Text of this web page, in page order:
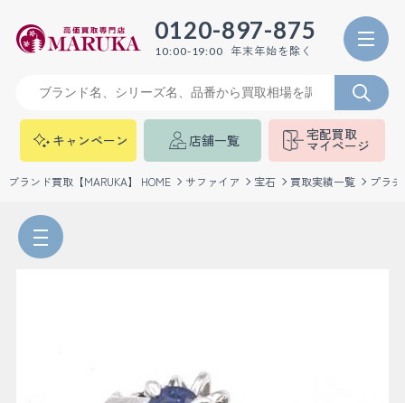
0120-897-875
10:00-19:00 年末年始を除く
キャンペーン 店舗一覧 宅配買取
マイページ
ブランド買取【MARUKA】 HOME サファイア 宝石 買取実績一覧 プラ